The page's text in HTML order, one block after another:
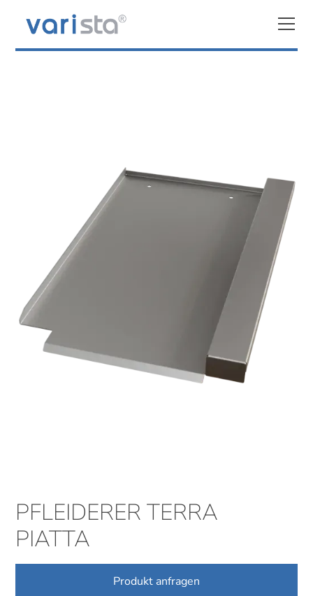
PFLEIDERER TERRA
PIATTA
Produkt anfragen